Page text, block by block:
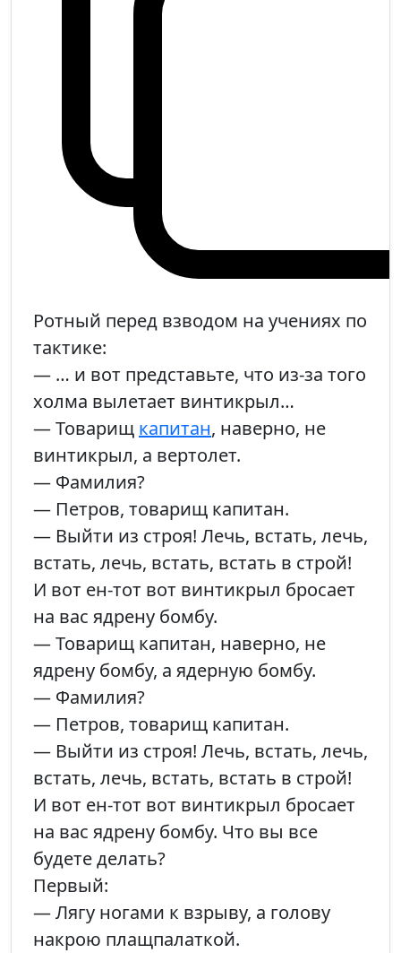
Ротный перед взводом на учениях по
тактике:
— … и вот представьте, что из-за того
холма вылетает винтикрыл…
— Товарищ капитан, наверно, не
винтикрыл, а вертолет.
— Фамилия?
— Петров, товарищ капитан.
— Выйти из строя! Лечь, встать, лечь,
встать, лечь, встать, встать в строй!
И вот ен-тот вот винтикрыл бросает
на вас ядрену бомбу.
— Товарищ капитан, наверно, не
ядрену бомбу, а ядерную бомбу.
— Фамилия?
— Петров, товарищ капитан.
— Выйти из строя! Лечь, встать, лечь,
встать, лечь, встать, встать в строй!
И вот ен-тот вот винтикрыл бросает
на вас ядрену бомбу. Что вы все
будете делать?
Первый:
— Лягу ногами к взрыву, а голову
накрою плащпалаткой.